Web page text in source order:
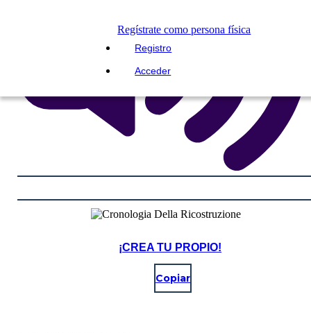
Regístrate como persona física
Registro
Acceder
¡CREA TU PROPIO!
Copiar